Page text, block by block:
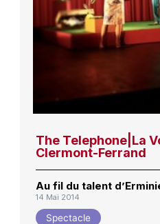
The Telephone|La
Clermont-Ferrand
Au fil du talent
14 Mai 2014
Spectacle